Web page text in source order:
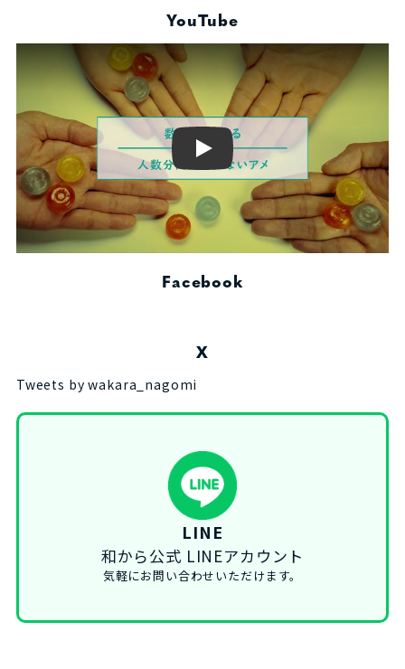
YouTube
Play
Facebook
X
Tweets by wakara_nagomi
LINE
和から公式 LINEアカウント
気軽にお問い合わせいただけます。